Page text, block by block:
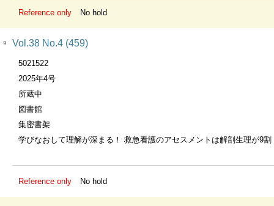
Reference only No hold
9 Vol.38 No.4 (459)
5021522
2025年4号
所蔵中
図書館
集密書架
学びなおして理解が深まる！ 救急看護のアセスメントは解剖生理が9割
Reference only No hold